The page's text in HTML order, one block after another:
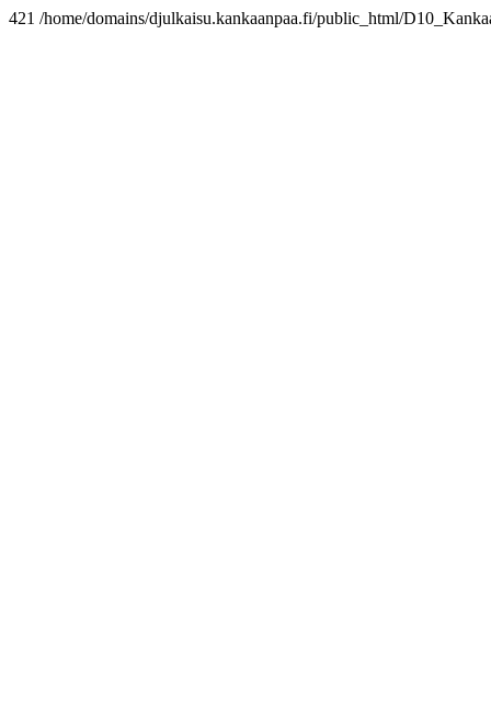
421 /home/domains/djulkaisu.kankaanpaa.fi/public_html/